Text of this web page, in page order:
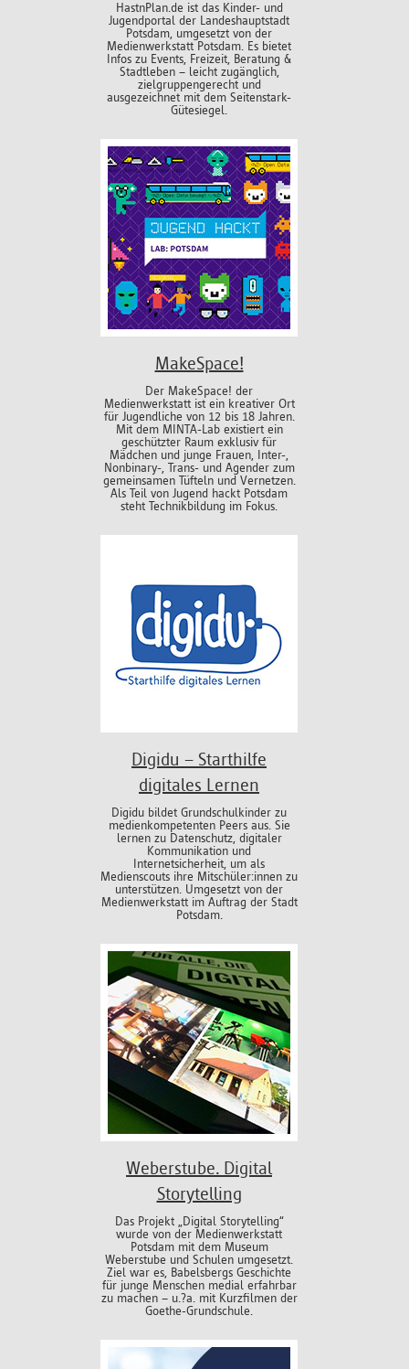
HastnPlan.de ist das Kinder- und
Jugendportal der Landeshauptstadt
Potsdam, umgesetzt von der
Medienwerkstatt Potsdam. Es bietet
Infos zu Events, Freizeit, Beratung &
Stadtleben – leicht zugänglich,
zielgruppengerecht und
ausgezeichnet mit dem Seitenstark-
Gütesiegel.
MakeSpace!
Der MakeSpace! der
Medienwerkstatt ist ein kreativer Ort
für Jugendliche von 12 bis 18 Jahren.
Mit dem MINTA-Lab existiert ein
geschützter Raum exklusiv für
Mädchen und junge Frauen, Inter-,
Nonbinary-, Trans- und Agender zum
gemeinsamen Tüfteln und Vernetzen.
Als Teil von Jugend hackt Potsdam
steht Technikbildung im Fokus.
Digidu – Starthilfe
digitales Lernen
Digidu bildet Grundschulkinder zu
medienkompetenten Peers aus. Sie
lernen zu Datenschutz, digitaler
Kommunikation und
Internetsicherheit, um als
Medienscouts ihre Mitschüler:innen zu
unterstützen. Umgesetzt von der
Medienwerkstatt im Auftrag der Stadt
Potsdam.
Weberstube. Digital
Storytelling
Das Projekt „Digital Storytelling“
wurde von der Medienwerkstatt
Potsdam mit dem Museum
Weberstube und Schulen umgesetzt.
Ziel war es, Babelsbergs Geschichte
für junge Menschen medial erfahrbar
zu machen – u.?a. mit Kurzfilmen der
Goethe-Grundschule.